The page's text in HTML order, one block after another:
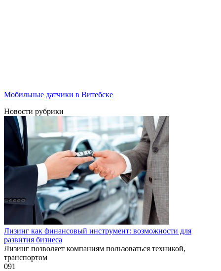
Мобильные датчики в Витебске
Новости рубрики
Лизинг как финансовый инструмент: возможности для
развития бизнеса
Лизинг позволяет компаниям пользоваться техникой,
транспортом
091